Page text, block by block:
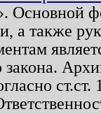
Основной
а также
закона.